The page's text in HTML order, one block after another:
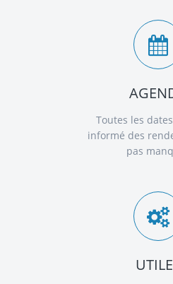
Toutes les
informé des
pas